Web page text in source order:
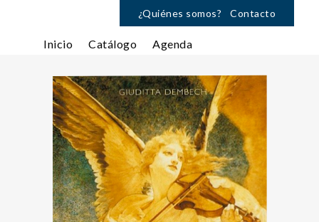
¿Quiénes somos? Contacto
Inicio Catálogo Agenda